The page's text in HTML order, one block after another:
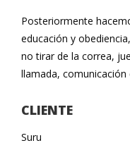
Posteriormente
educación y
no tirar de la correa,
llamada, comunicación
CLIENTE
Suru